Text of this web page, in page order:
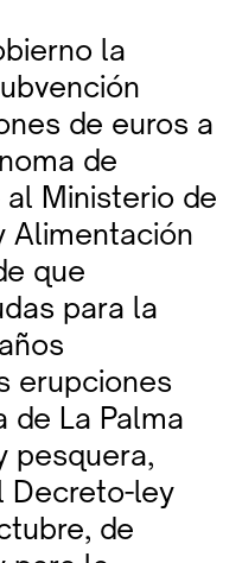
la
de euros a
de
Ministerio de
Alimentación
que
para la
erupciones
de La Palma
pesquera,
Decreto-ley
de